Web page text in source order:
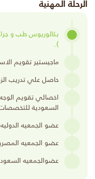
الرحلة المهنية
).
ماجيستير تقويم
حاصل علي تدريب
اخصائي تقويم
السعودية
عضو الجمعيه
عضو الجمعيه
عضوالجمعيه